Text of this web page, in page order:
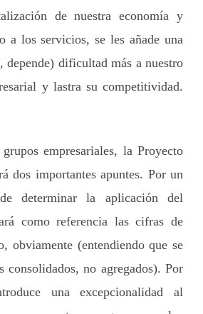
de nuestra economía y
a los servicios, se les añade una
depende) dificultad más a nuestro
y lastra su competitividad.
empresariales, la Proyecto
dos importantes apuntes. Por un
determinar la aplicación del
como referencia las cifras de
obviamente (entendiendo que se
consolidados, no agregados). Por
una excepcionalidad al